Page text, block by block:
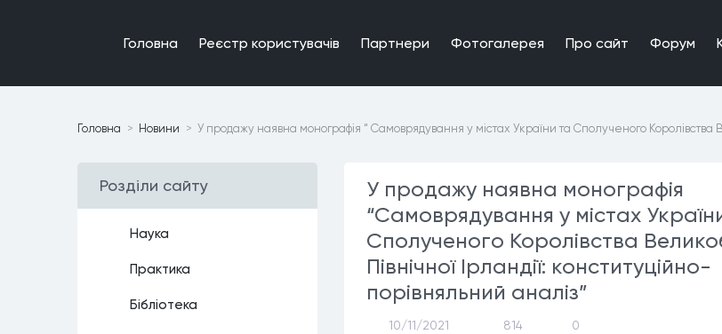
Головна Реєстр користувачiв Партнери Фотогалерея Про сайт Форум
Головна Новини У продажу наявна монографія “ Самоврядування у містах України та Сполученого Королівства
Роздiли сайту
Наука
Практика
Бiблiотека
У продажу наявна монографія
“Самоврядування у містах
Сполученого Королівства
Північної Ірландії: конституційно-
порівняльний аналіз”
10/11/2021 814 0